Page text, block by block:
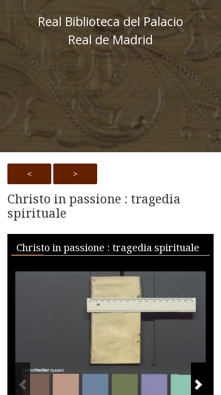
Real Biblioteca del Palacio
Real de Madrid
< >
Christo in passione : tragedia
spirituale
Media Viewer
Christo in passione : tragedia spirituale